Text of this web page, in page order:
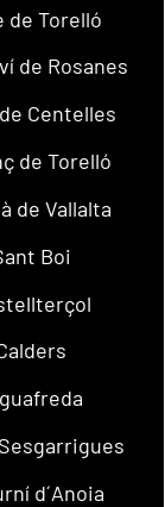
de Torelló
de Rosanes
Centelles
de Torelló
de Vallalta
Boi
d´Anoia